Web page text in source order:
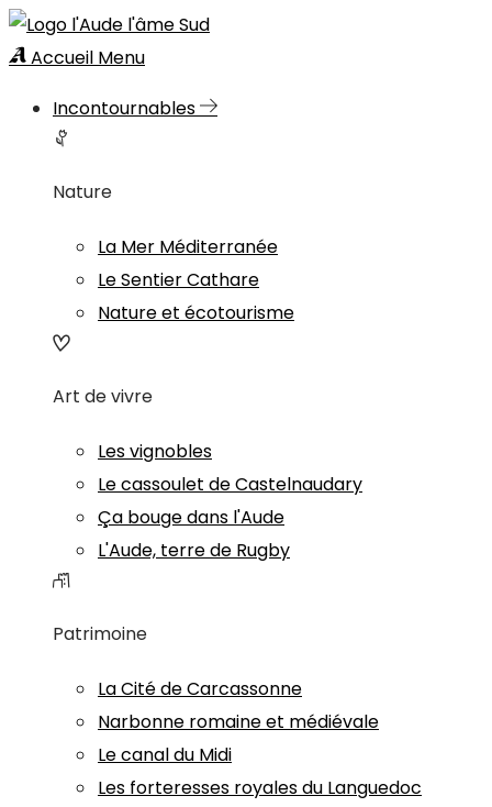
Accueil Menu
Incontournables
Nature
La Mer Méditerranée
Le Sentier Cathare
Nature et écotourisme
Art de vivre
Les vignobles
Le cassoulet de Castelnaudary
Ça bouge dans l'Aude
L'Aude, terre de Rugby
Patrimoine
La Cité de Carcassonne
Narbonne romaine et médiévale
Le canal du Midi
Les forteresses royales du Languedoc